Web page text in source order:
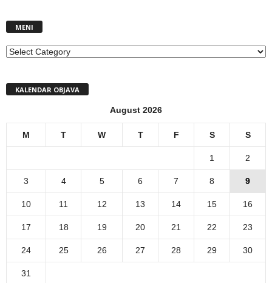
MENI
MENI
KALENDAR OBJAVA
August 2026
M T W T F S S
1 2
3 4 5 6 7 8 9
10 11 12 13 14 15 16
17 18 19 20 21 22 23
24 25 26 27 28 29 30
31